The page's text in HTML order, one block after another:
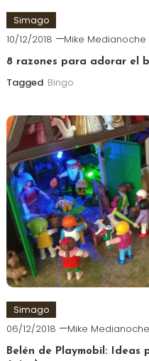
Simago
10/12/2018 Mike Medianoche
8 razones para adorar el
Tagged Bingo
Simago
06/12/2018 Mike Medianoche
Belén de Playmobil: